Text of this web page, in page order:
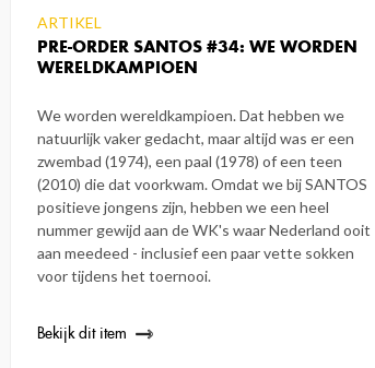
PRE-ORDER SANTOS #34: WE WORDEN
WERELDKAMPIOEN
ARTIKEL
We worden wereldkampioen. Dat hebben we
natuurlijk vaker gedacht, maar altijd was er een
zwembad (1974), een paal (1978) of een teen
(2010) die dat voorkwam. Omdat we bij SANTOS
positieve jongens zijn, hebben we een heel
nummer gewijd aan de WK's waar Nederland ooit
aan meedeed - inclusief een paar vette sokken
voor tijdens het toernooi.
Bekijk dit item